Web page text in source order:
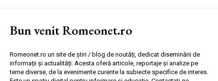
Bun venit Romeonet.ro
Romeonet.ro un site de știri / blog de noutăți, dedicat diseminării de
informații și actualități. Acesta oferă articole, reportaje și analize pe
teme diverse, de la evenimente curente la subiecte specifice de interes.